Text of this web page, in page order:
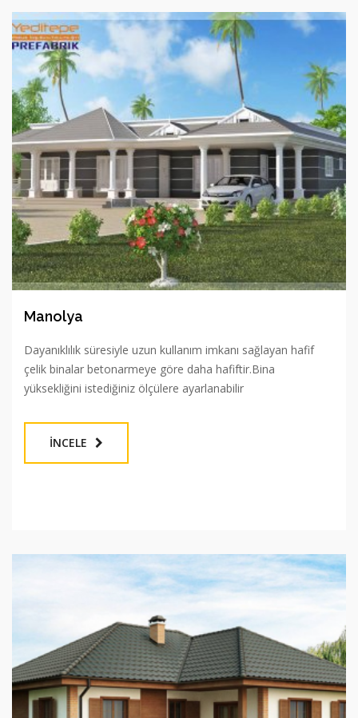
Manolya
Dayanıklılık süresiyle uzun kullanım imkanı sağlayan hafif
çelik binalar betonarmeye göre daha hafiftir.Bina
yüksekliğini istediğiniz ölçülere ayarlanabilir
İNCELE